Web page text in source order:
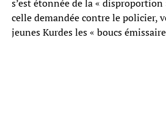
s’est étonnée de la «
celle demandée contre le policier,
jeunes Kurdes les « boucs